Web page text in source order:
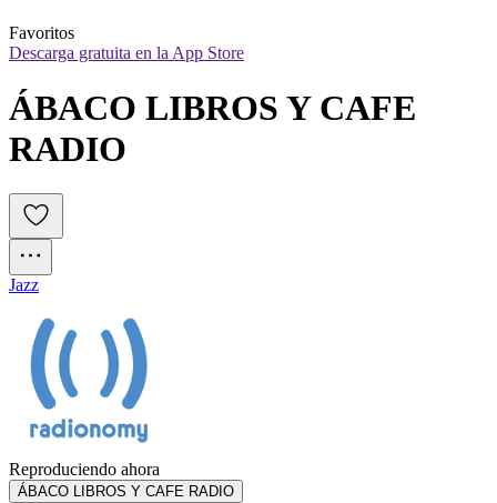
Favoritos
Descarga gratuita en la App Store
ÁBACO LIBROS Y CAFE
RADIO
Jazz
Reproduciendo ahora
ÁBACO LIBROS Y CAFE RADIO